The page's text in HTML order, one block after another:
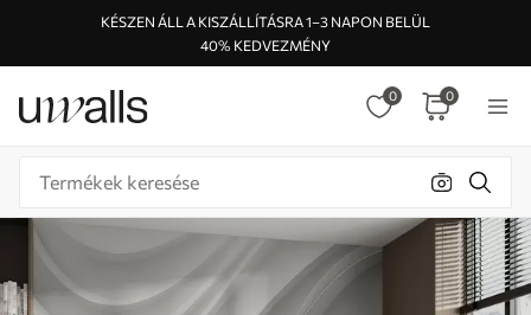
KÉSZEN ÁLL A KISZÁLLÍTÁSRA 1–3 NAPON BELÜL
40% KEDVEZMÉNY
0 0